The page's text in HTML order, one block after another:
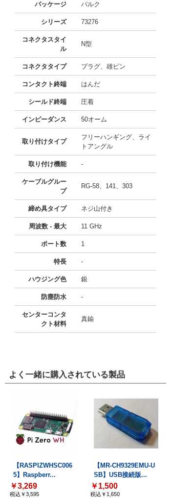
パッケージ バルク
シリーズ 73276
コネクタスタイ
ル
N型
コネクタタイプ プラグ、雄ピン
コンタクト終端 はんだ
シールド終端 圧着
インピーダンス 50オーム
取り付けタイプ
フリーハンギング、ライ
トアングル
取り付け機能 -
ケーブルグルー
プ
RG-58、141、303
締め具タイプ ネジ山付き
周波数 - 最大 11 GHz
ポート数 1
特長 -
ハウジング色 銀
防塵防水 -
センターコンタ
クト材料
真鍮
よく一緒に購入されている製品
【RASPIZWHSC006
5】Raspberr...
￥3,269
税込￥3,595
【MR-CH9329EMU-U
SB】USB接続版...
￥1,500
税込￥1,650